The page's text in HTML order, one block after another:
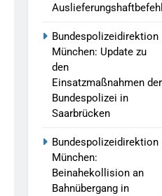
Bundespolizeidirektion
München: Update zu
den
Einsatzmaßnahmen der
Bundespolizei in
Saarbrücken
Bundespolizeidirektion
München:
Beinahekollision an
Bahnübergang in